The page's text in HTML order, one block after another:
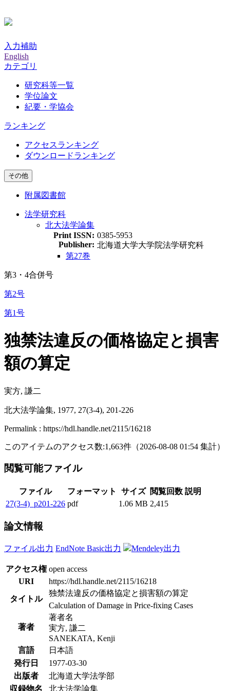
入力補助
English
カテゴリ
研究科等一覧
学位論文
紀要・学協会
ランキング
アクセスランキング
ダウンロードランキング
その他
附属図書館
法学研究科
北大法学論集
Print ISSN: 0385-5953
Publisher: 北海道大学大学院法学研究科
第27巻
第3・4合併号
第2号
第1号
独禁法違反の価格協定と損害
額の算定
実方, 謙二
北大法学論集, 1977, 27(3-4), 201-226
Permalink : https://hdl.handle.net/2115/16218
このアイテムのアクセス数:1,663件 （2026-08-08 01:54 集計）
閲覧可能ファイル
ファイル フォーマット サイズ 閲覧回数 説明
27(3-4)_p201-226 pdf 1.06 MB 2,415
論文情報
ファイル出力 EndNote Basic出力 Mendeley出力
アクセス権 open access
URI
https://hdl.handle.net/2115/16218
タイトル
独禁法違反の価格協定と損害額の算定
Calculation of Damage in Price-fixing Cases
著者
著者名
実方, 謙二
SANEKATA, Kenji
言語
日本語
発行日
1977-03-30
出版者
北海道大学法学部
収録物名
北大法学論集